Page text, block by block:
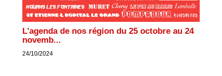
L'agenda de nos région du 25 octobre au 24
novemb...
24/10/2024